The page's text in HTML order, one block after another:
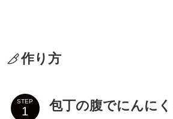
作り方
STEP 包丁の腹でにんに